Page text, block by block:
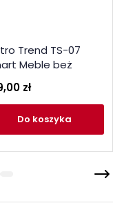
Trend TS-07
Meble beż
zł
do koszyka